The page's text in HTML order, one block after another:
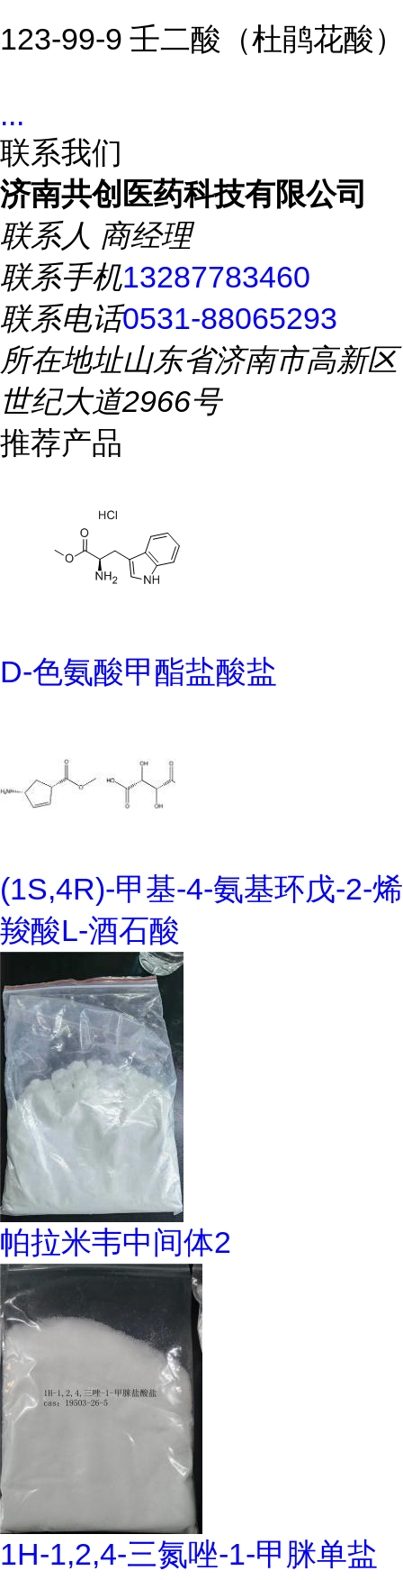
123-99-9 壬二酸（杜鹃花酸
...
联系我们
济南共创医药科技有限公司
联系人 商经理
联系手机13287783460
联系电话0531-88065293
所在地址山东省济南市高新区
世纪大道2966号
推荐产品
D-色氨酸甲酯盐酸盐
(1S,4R)-甲基-4-氨基环戊-2-烯
羧酸L-酒石酸
帕拉米韦中间体2
1H-1,2,4-三氮唑-1-甲脒单盐